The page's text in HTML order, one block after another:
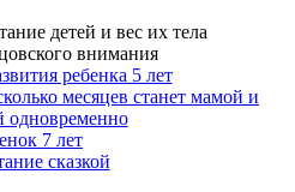
детей и вес их тела
внимания
ребенка 5 лет
месяцев станет мамой и
одновременно
7 лет
сказкой